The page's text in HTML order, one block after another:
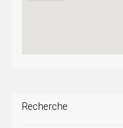
Recherche